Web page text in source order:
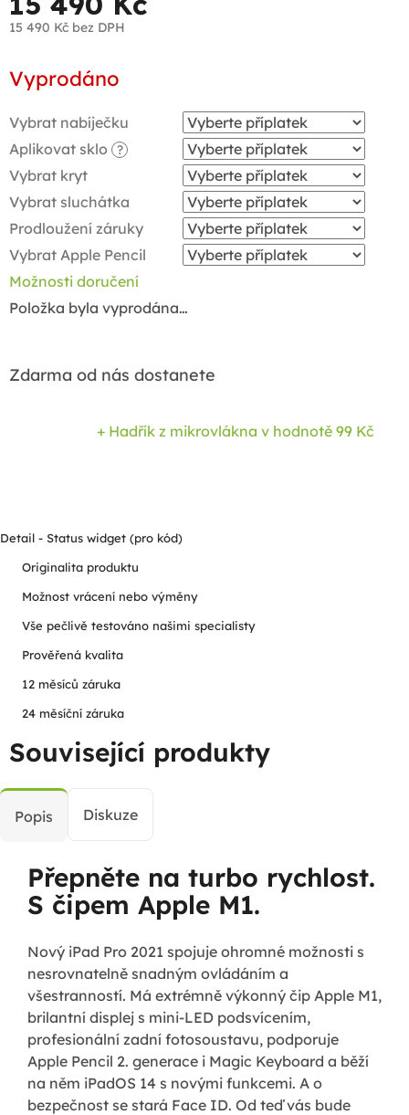
15 490 Kč bez DPH
cena:
Vyprodáno
Vybrat nabíječku
Aplikovat sklo
?
Vybrat kryt
Vybrat sluchátka
Prodloužení záruky
Vybrat Apple Pencil
Možnosti doručení
Položka byla vyprodána…
Zdarma od nás dostanete
+ Hadřík z mikrovlákna v hodnotě 99 Kč
Detail - Status widget (pro kód)
Originalita produktu
Možnost vrácení nebo výměny
Vše pečlivě testováno našimi specialisty
Prověřená kvalita
12 měsíců záruka
24 měsíční záruka
Související produkty
Popis Diskuze
Přepněte na turbo rychlost.
S čipem Apple M1.
Nový iPad Pro 2021 spojuje ohromné možnosti s
nesrovnatelně snadným ovládáním a
všestranností. Má extrémně výkonný čip Apple M1,
brilantní displej s mini-LED podsvícením,
profesionální zadní fotosoustavu, podporuje
Apple Pencil 2. generace i Magic Keyboard a běží
na něm iPadOS 14 s novými funkcemi. A o
bezpečnost se stará Face ID. Od teď vás bude